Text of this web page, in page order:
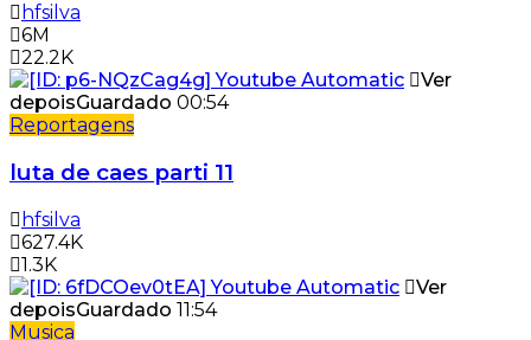
hfsilva
6M
22.2K
Ver
depoisGuardado 00:54
Reportagens
luta de caes parti 11
hfsilva
627.4K
1.3K
Ver
depoisGuardado 11:54
Musica